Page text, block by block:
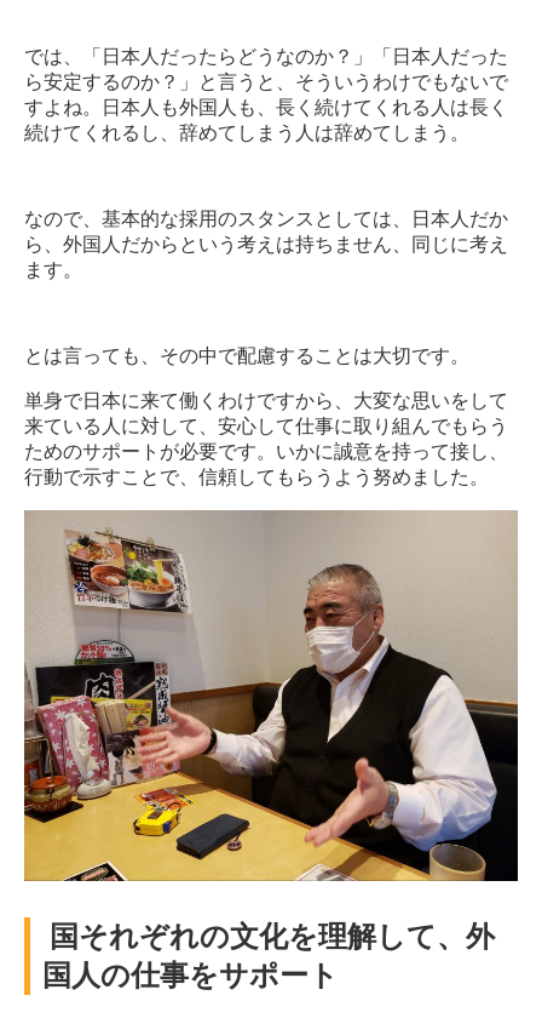
では、「日本人だったらどうなのか？」「日本人だった
ら安定するのか？」と言うと、そういうわけでもないで
すよね。日本人も外国人も、長く続けてくれる人は長く
続けてくれるし、辞めてしまう人は辞めてしまう。
なので、基本的な採用のスタンスとしては、日本人だか
ら、外国人だからという考えは持ちません、同じに考え
ます。
とは言っても、その中で配慮することは大切です。
単身で日本に来て働くわけですから、大変な思いをして
来ている人に対して、安心して仕事に取り組んでもらう
ためのサポートが必要です。いかに誠意を持って接し、
行動で示すことで、信頼してもらうよう努めました。
国それぞれの文化を理解して、外
国人の仕事をサポート